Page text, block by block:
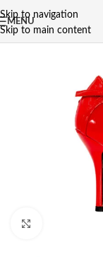
Skip to navigation
Skip to main content
MENU